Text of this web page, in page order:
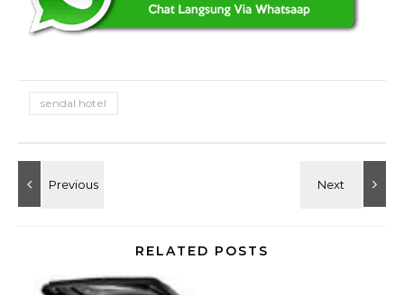
sendal hotel
RELATED POSTS